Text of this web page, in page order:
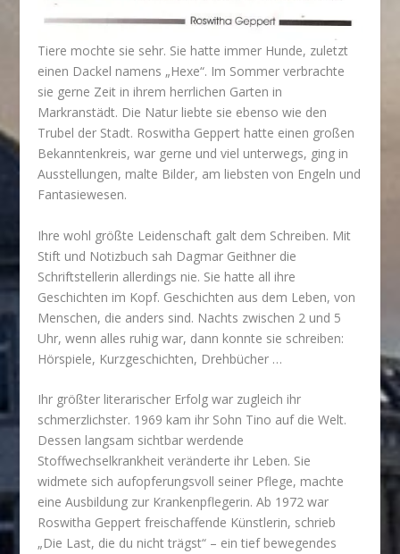
Tiere mochte sie sehr. Sie hatte immer Hunde, zuletzt
einen Dackel namens „Hexe“. Im Sommer verbrachte
sie gerne Zeit in ihrem herrlichen Garten in
Markranstädt. Die Natur liebte sie ebenso wie den
Trubel der Stadt. Roswitha Geppert hatte einen großen
Bekanntenkreis, war gerne und viel unterwegs, ging in
Ausstellungen, malte Bilder, am liebsten von Engeln und
Fantasiewesen.
Ihre wohl größte Leidenschaft galt dem Schreiben. Mit
Stift und Notizbuch sah Dagmar Geithner die
Schriftstellerin allerdings nie. Sie hatte all ihre
Geschichten im Kopf. Geschichten aus dem Leben, von
Menschen, die anders sind. Nachts zwischen 2 und 5
Uhr, wenn alles ruhig war, dann konnte sie schreiben:
Hörspiele, Kurzgeschichten, Drehbücher …
Ihr größter literarischer Erfolg war zugleich ihr
schmerzlichster. 1969 kam ihr Sohn Tino auf die Welt.
Dessen langsam sichtbar werdende
Stoffwechselkrankheit veränderte ihr Leben. Sie
widmete sich aufopferungsvoll seiner Pflege, machte
eine Ausbildung zur Krankenpflegerin. Ab 1972 war
Roswitha Geppert freischaffende Künstlerin, schrieb
„Die Last, die du nicht trägst“ – ein tief bewegendes